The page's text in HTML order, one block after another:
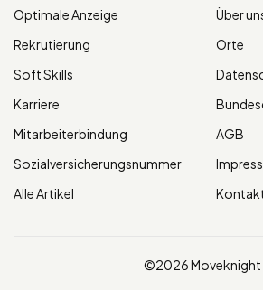
Optimale Anzeige
Rekrutierung
Soft Skills
Karriere
Mitarbeiterbindung
Sozialversicherungsnummer
Alle Artikel
Über
Orte
AGB
©2026 Moveknight